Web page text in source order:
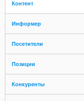
Контент
Информер
Посетители
Позиции
Конкуренты